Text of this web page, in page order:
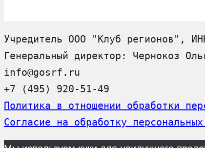
Учредитель ООО "Клуб регионов",
Генеральный директор: Чернокоз
info@gosrf.ru
+7 (495) 920-51-49
Политика в отношении обработки
Согласие на обработку